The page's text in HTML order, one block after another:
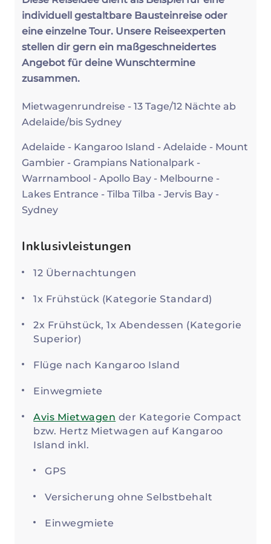
individuell gestaltbare Bausteinreise oder
eine einzelne Tour. Unsere Reiseexperten
stellen dir gern ein maßgeschneidertes
Angebot für deine Wunschtermine
zusammen.
Mietwagenrundreise - 13 Tage/12 Nächte ab
Adelaide/bis Sydney
Adelaide - Kangaroo Island - Adelaide - Mount
Gambier - Grampians Nationalpark -
Warrnambool - Apollo Bay - Melbourne -
Lakes Entrance - Tilba Tilba - Jervis Bay -
Sydney
Inklusivleistungen
12 Übernachtungen
1x Frühstück (Kategorie Standard)
2x Frühstück, 1x Abendessen (Kategorie
Superior)
Flüge nach Kangaroo Island
Einwegmiete
Avis Mietwagen der Kategorie Compact
bzw. Hertz Mietwagen auf Kangaroo
Island inkl.
GPS
Versicherung ohne Selbstbehalt
Einwegmiete